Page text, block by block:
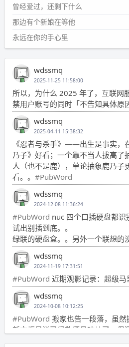
曾经爱过，还剩下什么
那边有个新娘在等他
永远在你的手心里
wdssmq
2025-11-25 11:58:00
所以，为什么 2025 年了，互联网
禁用户账号的同时「不告知具体原
wdssmq
2025-04-11 15:38:32
《忍者与杀手》——出生是事实，
乃子》好看；一个靠不当人拔高了
人（也不是鹿），单论抽象鹿乃子
看。。 #PubWord
wdssmq
2024-12-08 11:36:24
#PubWord nuc 四个口插硬盘都
试出别插到底。。
绿联的硬盘盒。。另外一个联想的
wdssmq
2024-11-19 17:31:51
#PubWord 近期观影记录：超级马
wdssmq
2024-10-08 10:12:25
#PubWord 搬家也告一段落，虽然
新衣柜虽说已经散俩月味儿了，但